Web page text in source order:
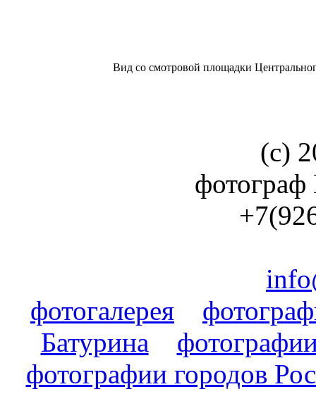
Вид со смотровой площадки
(с)
фотогалерея
Батурина
фотографии городов